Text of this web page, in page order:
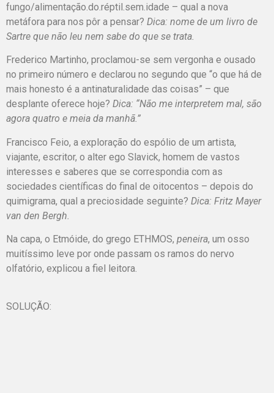
fungo/alimentação.do.réptil.sem.idade – qual a nova
metáfora para nos pôr a pensar? Dica: nome de um livro de
Sartre que não leu nem sabe do que se trata.
Frederico Martinho, proclamou-se sem vergonha e ousado
no primeiro número e declarou no segundo que “o que há de
mais honesto é a antinaturalidade das coisas” – que
desplante oferece hoje? Dica: “Não me interpretem mal, são
agora quatro e meia da manhã.”
Francisco Feio, a exploração do espólio de um artista,
viajante, escritor, o alter ego Slavick, homem de vastos
interesses e saberes que se correspondia com as
sociedades científicas do final de oitocentos – depois do
quimigrama, qual a preciosidade seguinte? Dica: Fritz Mayer
van den Bergh.
Na capa, o Etmóide, do grego ETHMOS, peneira, um osso
muitíssimo leve por onde passam os ramos do nervo
olfatório, explicou a fiel leitora.
SOLUÇÃO: